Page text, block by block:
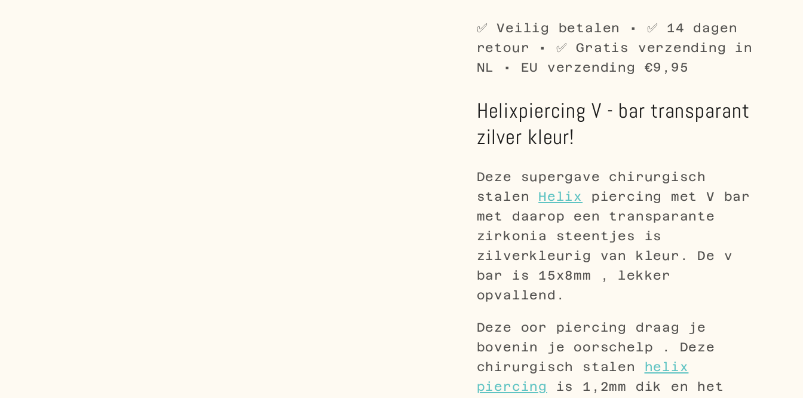
✅ Veilig betalen • ✅ 14 dagen
retour • ✅ Gratis verzending in
NL • EU verzending €9,95
Helixpiercing V - bar transparant
zilver kleur!
Deze supergave chirurgisch
stalen Helix
piercing met V bar
met daarop een transparante
zirkonia steentjes is
zilverkleurig van kleur. De v
bar is 15x8mm , lekker
opvallend.
Deze oor piercing draag je
bovenin je oorschelp . Deze
chirurgisch stalen helix
piercing
is 1,2mm dik en het